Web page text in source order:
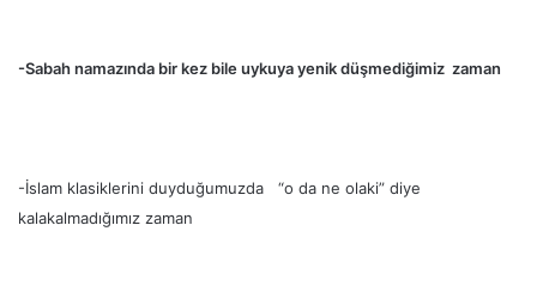
-Sabah namazında bir kez bile uykuya yenik düşmediğimiz zaman
-İslam klasiklerini duyduğumuzda “o da ne olaki” diye
kalakalmadığımız zaman